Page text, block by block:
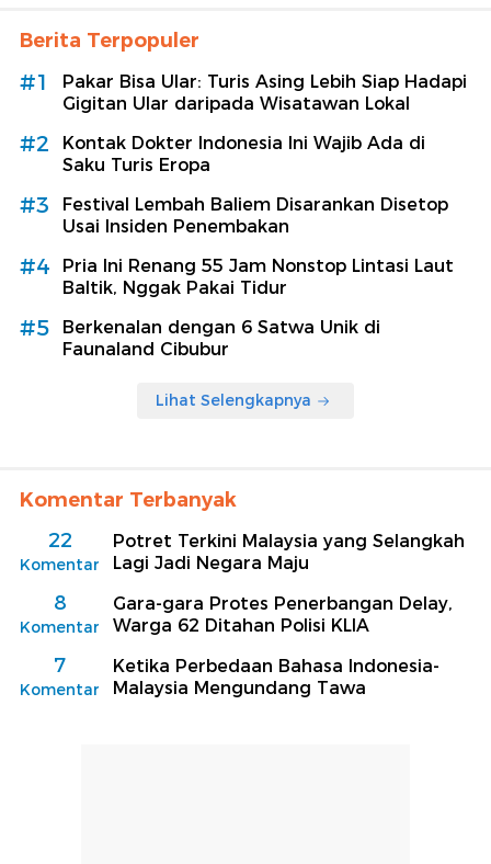
Berita Terpopuler
#1
Pakar Bisa Ular: Turis Asing Lebih Siap Hadapi
Gigitan Ular daripada Wisatawan Lokal
#2
Kontak Dokter Indonesia Ini Wajib Ada di
Saku Turis Eropa
#3
Festival Lembah Baliem Disarankan Disetop
Usai Insiden Penembakan
#4
Pria Ini Renang 55 Jam Nonstop Lintasi Laut
Baltik, Nggak Pakai Tidur
#5
Berkenalan dengan 6 Satwa Unik di
Faunaland Cibubur
Lihat Selengkapnya
Komentar Terbanyak
22
Komentar
Potret Terkini Malaysia yang Selangkah
Lagi Jadi Negara Maju
8
Komentar
Gara-gara Protes Penerbangan Delay,
Warga 62 Ditahan Polisi KLIA
7
Komentar
Ketika Perbedaan Bahasa Indonesia-
Malaysia Mengundang Tawa